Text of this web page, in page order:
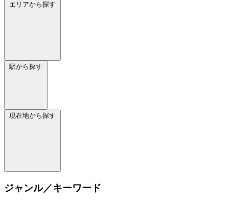
エリアから探す
駅から探す
現在地から探す
ジャンル／キーワード